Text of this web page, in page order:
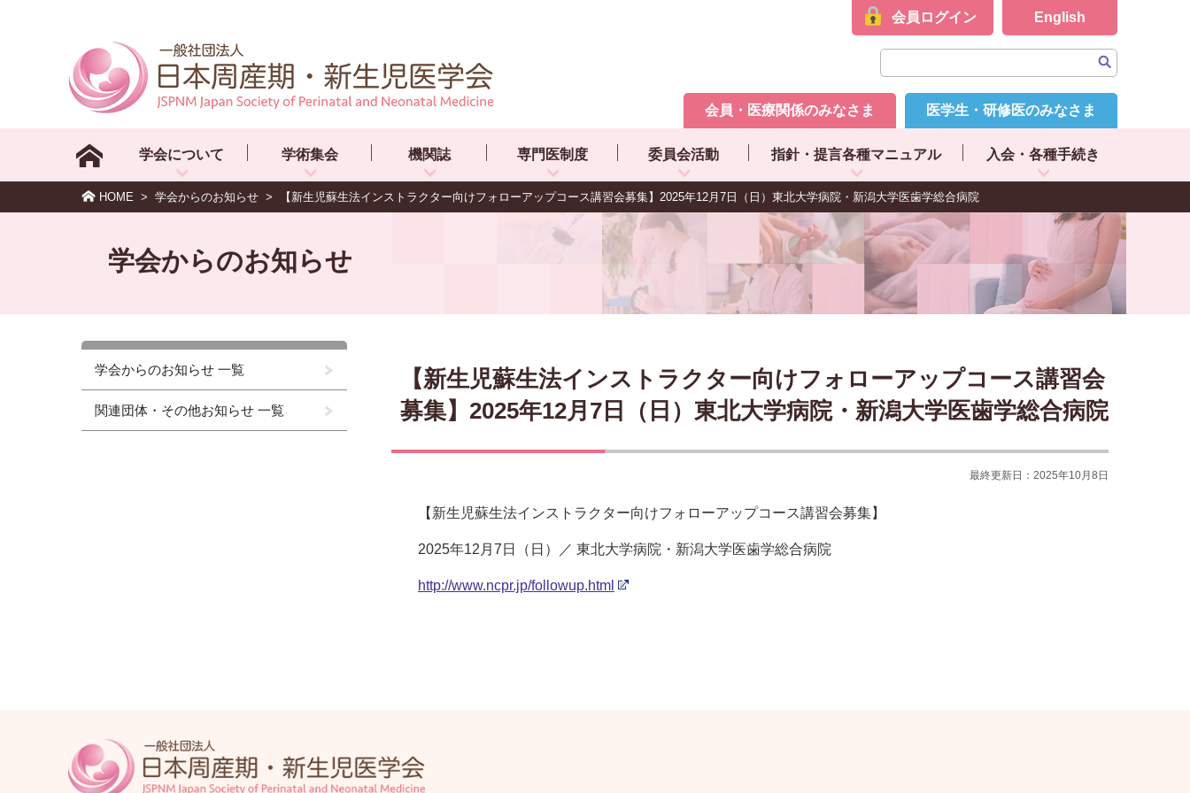
会員ログイン English
会員・医療関係のみなさま 医学生・研修医のみなさま
学会について 学術集会 機関誌 専門医制度 委員会活動 指針・提言各種マニュアル 入会・各種手続き
HOME > 学会からのお知らせ > 【新生児蘇生法インストラクター向けフォローアップコース講習会募集】2025年12月7日（日）東北大学病院・新潟大学医歯学総合病院
学会からのお知らせ
学会からのお知らせ 一覧
関連団体・その他お知らせ 一覧
【新生児蘇生法インストラクター向けフォローアップコース講習会
募集】2025年12月7日（日）東北大学病院・新潟大学医歯学総合病院
最終更新日：2025年10月8日
【新生児蘇生法インストラクター向けフォローアップコース講習会募集】
2025年12月7日（日）／ 東北大学病院・新潟大学医歯学総合病院
http://www.ncpr.jp/followup.html